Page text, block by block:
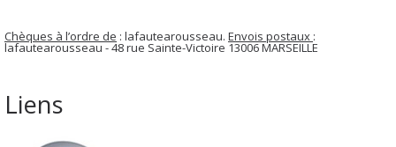
Chèques à l’ordre de : lafautearousseau. Envois postaux :
lafautearousseau - 48 rue Sainte-Victoire 13006 MARSEILLE
Liens